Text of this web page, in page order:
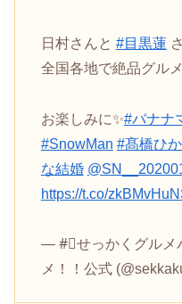
日村さんと #目黒蓮
全国各地で絶品グル
お楽しみに✨#バナナ
#SnowMan #髙橋ひ
な結婚
https://t.co/
— #⃣せっかくグルメ
メ！！公式